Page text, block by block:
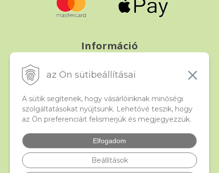
az Ön sütibeállításai
A sütik segítenek, hogy vásárlóinknak minőségi
szolgáltatásokat nyújtsunk. Lehetővé teszik, hogy
az Ön preferenciáit felismerjük és megjegyezzük.
Elfogadom
Beállítások
Információ
Panasz, árucsere és visszáru
Beado
Kapcsolat
Gyakori kérdések
Facebook